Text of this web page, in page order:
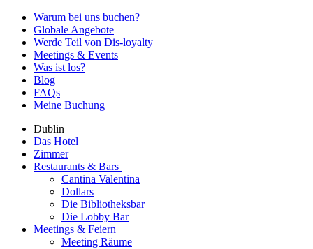
Warum bei uns buchen?
Globale Angebote
Werde Teil von Dis-loyalty
Meetings & Events
Was ist los?
Blog
FAQs
Meine Buchung
Dublin
Das Hotel
Zimmer
Restaurants & Bars
Cantina Valentina
Dollars
Die Bibliotheksbar
Die Lobby Bar
Meetings & Feiern
Meeting Räume